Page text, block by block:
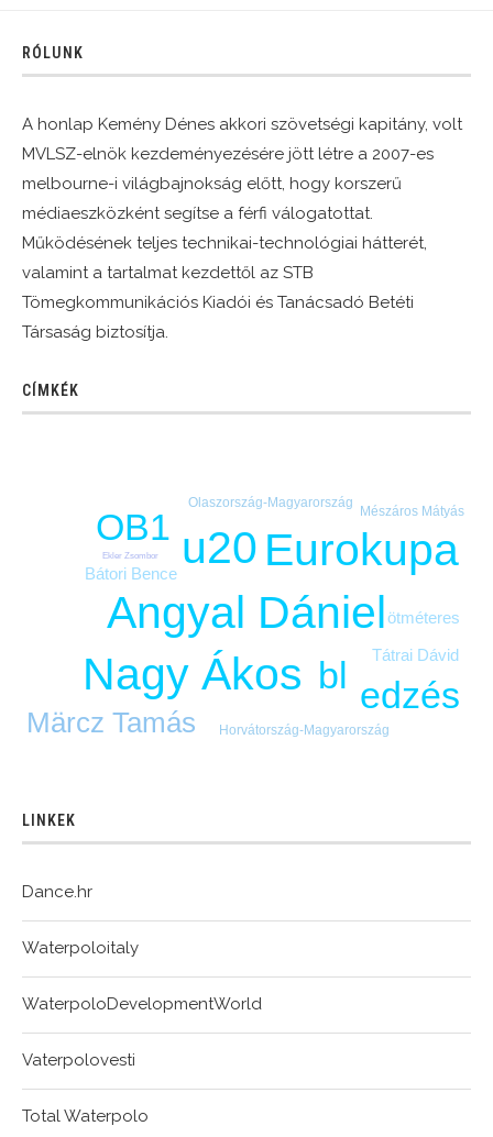
RÓLUNK
A honlap Kemény Dénes akkori szövetségi kapitány, volt
MVLSZ-elnök kezdeményezésére jött létre a 2007-es
melbourne-i világbajnokság előtt, hogy korszerű
médiaeszközként segítse a férfi válogatottat.
Működésének teljes technikai-technológiai hátterét,
valamint a tartalmat kezdettől az STB
Tömegkommunikációs Kiadói és Tanácsadó Betéti
Társaság biztosítja.
CÍMKÉK
Angyal Dániel
Eurokupa
Nagy Ákos
u20
bl edzés
OB1
Märcz Tamás
Bátori Bence
Tátrai Dávid
ötméteres
Horvátország-Magyarország
Mészáros Mátyás
Olaszország-Magyarország
Ekler Zsombor
LINKEK
Dance.hr
Waterpoloitaly
WaterpoloDevelopmentWorld
Vaterpolovesti
Total Waterpolo